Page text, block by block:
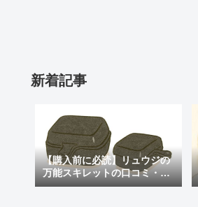
新着記事
【購入前に必読】リュウジの
万能スキレットの口コミ・評
判まとめ｜後悔しないための